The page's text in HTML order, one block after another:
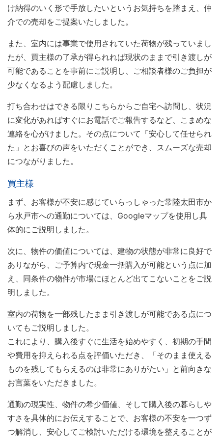
け納得のいく形で手放したいというお気持ちを踏まえ、仲
介での売却をご提案いたしました。
また、室内には事業で使用されていた荷物が残っていまし
たが、買主様の了承が得られれば現状のままで引き渡しが
可能であることを事前にご説明し、ご相談者様のご負担が
少なくなるよう配慮しました。
打ち合わせはできる限りこちらからご自宅へ訪問し、状況
に変化があればすぐにお電話でご報告するなど、こまめな
連絡を心がけました。その点について「安心して任せられ
た」とお喜びの声をいただくことができ、スムーズな売却
につながりました。
買主様
まず、お客様が不安に感じていらっしゃった常陸太田市か
ら水戸市への通勤については、Googleマップを使用し具
体的にご説明しました。
次に、物件の価値については、建物の状態が非常に良好で
ありながら、ご予算内で現金一括購入が可能という点に加
え、同条件の物件が市場にほとんど出てこないことをご説
明しました。
室内の荷物を一部残したまま引き渡しが可能である点につ
いてもご説明しました。
これにより、購入後すぐに生活を始めやすく、初期の手間
や費用を抑えられる点を評価いただき、「そのまま使える
ものを残してもらえるのは非常にありがたい」と前向きな
お言葉をいただきました。
通勤の現実性、物件の希少価値、そして購入後の暮らしや
すさを具体的にお伝えすることで、お客様の不安を一つず
つ解消し、安心してご検討いただける環境を整えることが